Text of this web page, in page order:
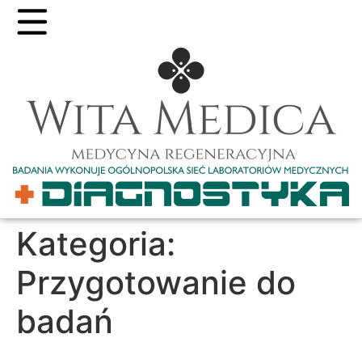
Kategoria:
Przygotowanie do
badań